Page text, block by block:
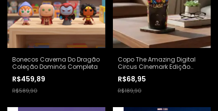
Bonecos Caverna Do Dragão
Coleção Dominós Completa
R$459,89
R$589,90
Copo The Amazing Digital
Circus Cinemark Edição
R$68,95
R$189,90